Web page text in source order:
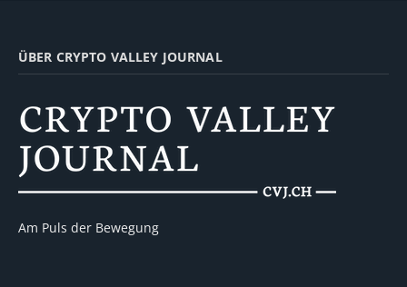
ÜBER CRYPTO VALLEY JOURNAL
Am Puls der Bewegung